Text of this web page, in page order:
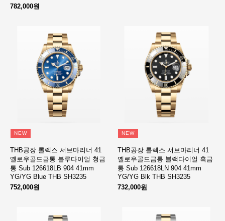
782,000원
NEW
THB공장 롤렉스 서브마리너 41
옐로우골드금통 블루다이얼 청금
통 Sub 126618LB 904 41mm
YG/YG Blue THB SH3235
752,000원
NEW
THB공장 롤렉스 서브마리너 41
옐로우골드금통 블랙다이얼 흑금
통 Sub 126618LN 904 41mm
YG/YG Blk THB SH3235
732,000원